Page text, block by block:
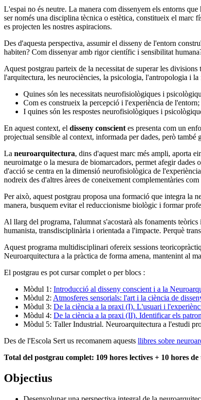
L'espai no és neutre. La manera com dissenyem els entorns
ser només una disciplina tècnica o estètica, constitueix el marc
es projecten les nostres aspiracions.
Des d'aquesta perspectiva, assumir el disseny de l'entorn
habiten? Com dissenyar amb rigor científic i sensibilitat
Aquest postgrau parteix de la necessitat de superar les
l'arquitectura, les neurociències, la psicologia, l'antropologia i
Quines són les necessitats neurofisiològiques i
Com es construeix la percepció i l'experiència de l'entorn;
I quines són les respostes neurofisiològiques i
En aquest context, el disseny conscient es presenta com un
projectual sensible al context, informada per dades, però
La neuroarquitectura, dins d'aquest marc més ampli, aporta
neuroimatge o la mesura de biomarcadors, permet afegir
d'acció se centra en la dimensió neurofisiològica de
nodreix des d'altres àrees de coneixement complementàries
Per això, aquest postgrau proposa una formació que integra la
manera, busquem evitar el reduccionisme biològic i formar
Al llarg del programa, l'alumnat s'acostarà als fonaments
humanista, transdisciplinària i orientada a l'impacte. Perquè
Aquest programa multidisciplinari ofereix sessions
Neuroarquitectura a la pràctica de forma amena, mantenint al
El postgrau es pot cursar complet o per blocs :
Mòdul 1: Introducció al disseny conscient i a la
Mòdul 2: Atmosferes sensorials: l'art i la ciència de
Mòdul 3: De la ciència a la praxi (I). L'usuari i
Mòdul 4: De la ciència a la praxi (II). Identificar els
Mòdul 5: Taller Industrial. Neuroarquitectura a l'estudi
Des de l'Escola Sert us recomanem aquests llibres sobre
Total del postgrau complet: 109 hores lectives + 10 hores de
Objectius